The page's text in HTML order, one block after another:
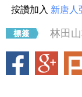
按讚加入 新唐人
林田